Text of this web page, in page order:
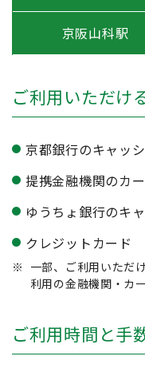
京阪山科駅
ご利用いただけ
京都銀行のキャッ
提携金融機関のカ
ゆうちょ銀行のキ
クレジットカード
※ 一部、ご利用いただ
利用の金融機関・カ
ご利用時間と手